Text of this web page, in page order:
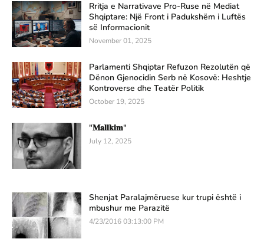
Rritja e Narrativave Pro-Ruse në Mediat
Shqiptare: Një Front i Padukshëm i Luftës
së Informacionit
November 01, 2025
Parlamenti Shqiptar Refuzon Rezolutën që
Dënon Gjenocidin Serb në Kosovë: Heshtje
Kontroverse dhe Teatër Politik
October 19, 2025
"𝐌𝐚𝐥𝐥𝐤𝐢𝐦"
July 12, 2025
Shenjat Paralajmëruese kur trupi është i
mbushur me Parazitë
4/23/2016 03:13:00 PM